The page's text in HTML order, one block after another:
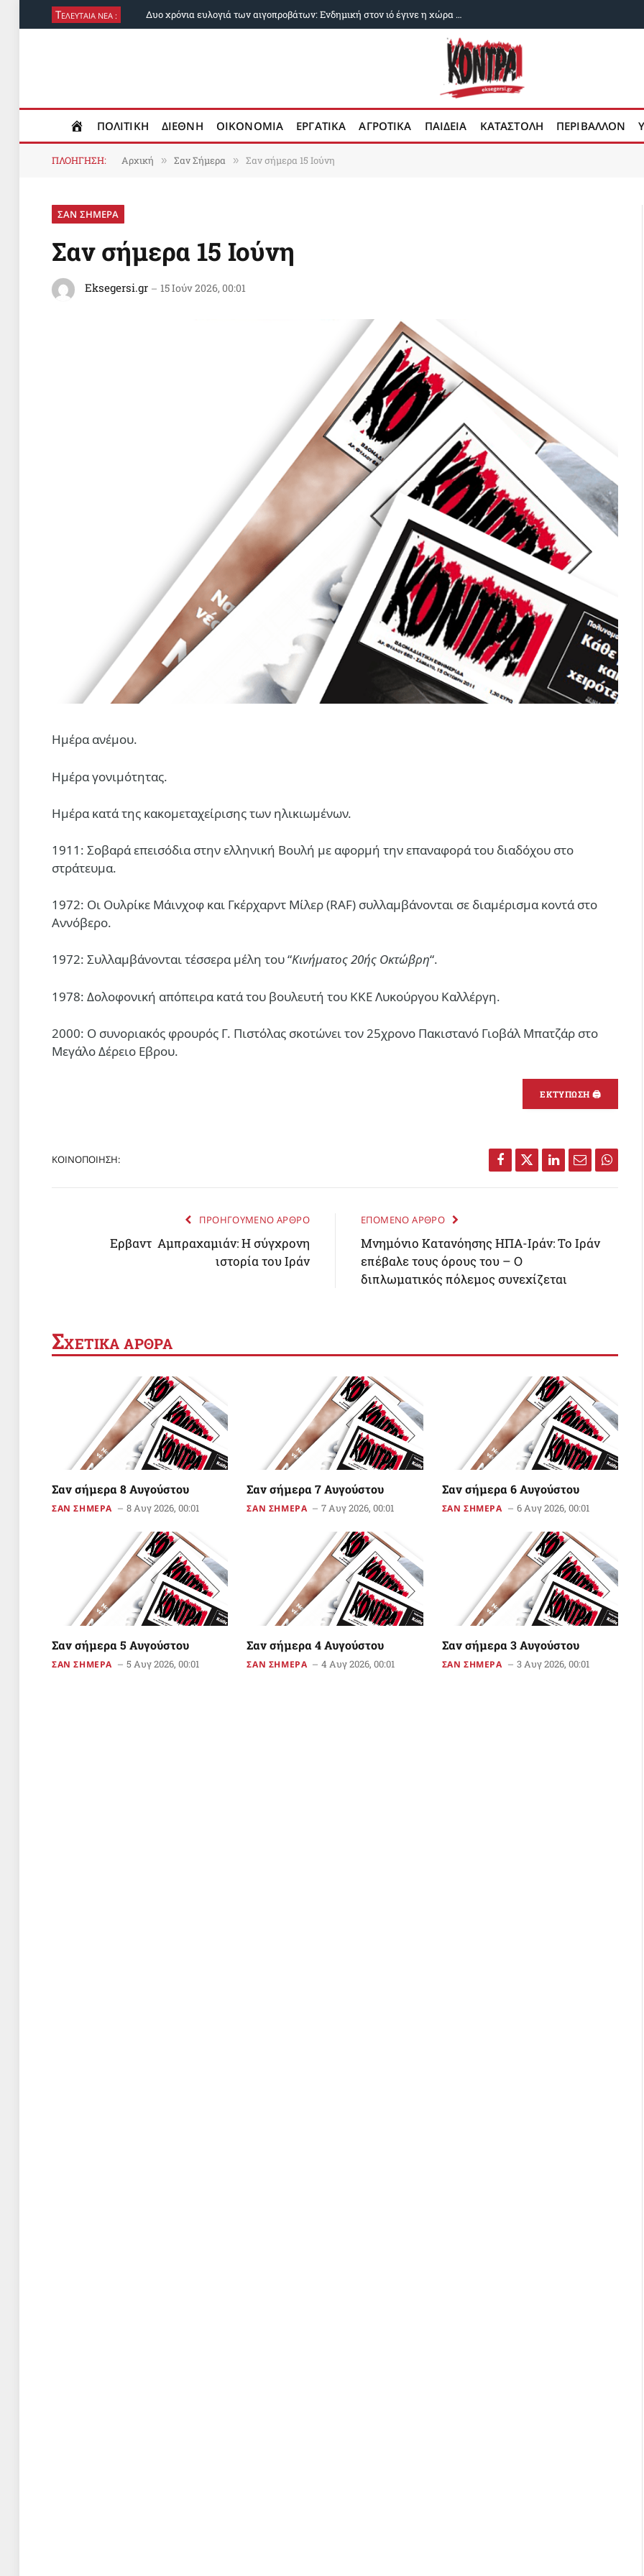
ΤΕΛΕΥΤΑΙΑ ΝΕΑ : Δυο χρόνια ευλογιά των αιγοπροβάτων: Ενδημική στον ιό έγινε η χώρα μας
ΠΟΛΙΤΙΚΗ ΔΙΕΘΝΗ ΟΙΚΟΝΟΜΙΑ ΕΡΓΑΤΙΚΑ ΑΓΡΟΤΙΚΑ ΠΑΙΔΕΙΑ ΚΑΤΑΣΤΟΛΗ ΠΕΡΙΒΑΛΛΟΝ
ΠΛΟΗΓΗΣΗ: Αρχική » Σαν Σήμερα » Σαν σήμερα 15 Ιούνη
ΣΑΝ ΣΗΜΕΡΑ
Σαν σήμερα 15 Ιούνη
Eksegersi.gr 15 Ιούν 2026, 00:01
Ημέρα ανέμου.
Ημέρα γονιμότητας.
Ημέρα κατά της κακομεταχείρισης των ηλικιωμένων.
1911: Σοβαρά επεισόδια στην ελληνική Βουλή με αφορμή την επαναφορά του διαδόχου στο
στράτευμα.
1972: Οι Ουλρίκε Μάινχοφ και Γκέρχαρντ Μίλερ (RAF) συλλαμβάνονται σε διαμέρισμα κοντά στο
Αννόβερο.
1972: Συλλαμβάνονται τέσσερα μέλη του “Κινήματος 20ής Οκτώβρη“.
1978: Δολοφονική απόπειρα κατά του βουλευτή του ΚΚΕ Λυκούργου Καλλέργη.
2000: Ο συνοριακός φρουρός Γ. Πιστόλας σκοτώνει τον 25χρονο Πακιστανό Γιοβάλ Μπατζάρ στο
Μεγάλο Δέρειο Εβρου.
ΕΚΤΥΠΩΣΗ 🖨
ΚΟΙΝΟΠΟΙΗΣΗ:
Facebook
TwitterLinkedIn
Email
ΠΡΟΗΓΟΥΜΕΝΟ ΑΡΘΡΟ
Eρβαντ Αμπραχαμιάν: Η σύγχρονη
ιστορία του Ιράν
ΕΠΟΜΕΝΟ ΑΡΘΡΟ
Μνημόνιο Κατανόησης ΗΠΑ-Ιράν: Το Ιράν
επέβαλε τους όρους του – Ο
διπλωματικός πόλεμος συνεχίζεται
ΣΧΕΤΙΚΑ ΑΡΘΡΑ
Σαν σήμερα 8 Αυγούστου
ΣΑΝ ΣΗΜΕΡΑ 8 Αυγ 2026, 00:01
Σαν σήμερα 7 Αυγούστου
ΣΑΝ ΣΗΜΕΡΑ 7 Αυγ 2026, 00:01
Σαν σήμερα 6 Αυγούστου
ΣΑΝ ΣΗΜΕΡΑ 6 Αυγ 2026, 00:01
Σαν σήμερα 5 Αυγούστου
ΣΑΝ ΣΗΜΕΡΑ 5 Αυγ 2026, 00:01
Σαν σήμερα 4 Αυγούστου
ΣΑΝ ΣΗΜΕΡΑ 4 Αυγ 2026, 00:01
Σαν σήμερα 3 Αυγούστου
ΣΑΝ ΣΗΜΕΡΑ 3 Αυγ 2026, 00:01